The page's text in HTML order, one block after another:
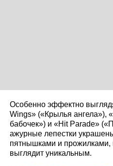
Особенно эффектно
Wings» («Крылья ангела»),
бабочек») и «Hit Parade»
ажурные лепестки
пятнышками и прожилками,
выглядит уникальным.